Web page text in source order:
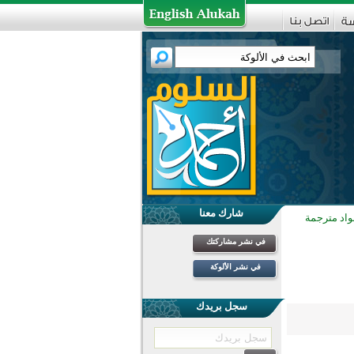
مترجمة شارك معنا
في نشر مشاركتك
في نشر الألوكة
سجل بريدك